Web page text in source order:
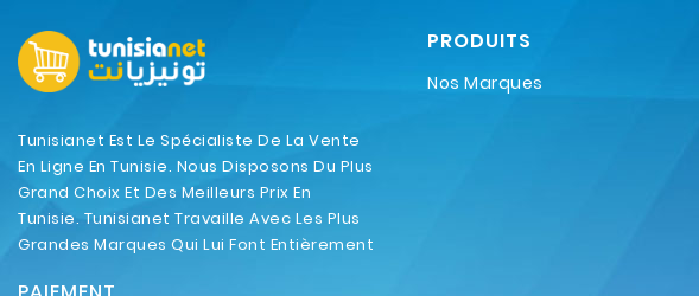
Tunisianet Est Le Spécialiste De La Vente
En Ligne En Tunisie. Nous Disposons Du Plus
Grand Choix Et Des Meilleurs Prix En
Tunisie. Tunisianet Travaille Avec Les Plus
Grandes Marques Qui Lui Font Entièrement
PRODUITS
Nos Marques